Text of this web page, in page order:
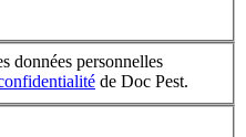
données personnelles
de Doc Pest.